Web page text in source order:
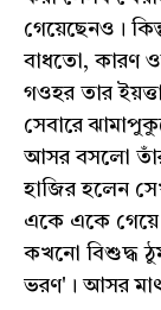
গেয়েছেনও।
বাধতো, কারণ
গওহর তার
সেবারে
আসর বসলো তাঁর
হাজির হলেন
একে একে গেয়ে
কখনো বিশুদ্ধ
ভরণ'। আসর